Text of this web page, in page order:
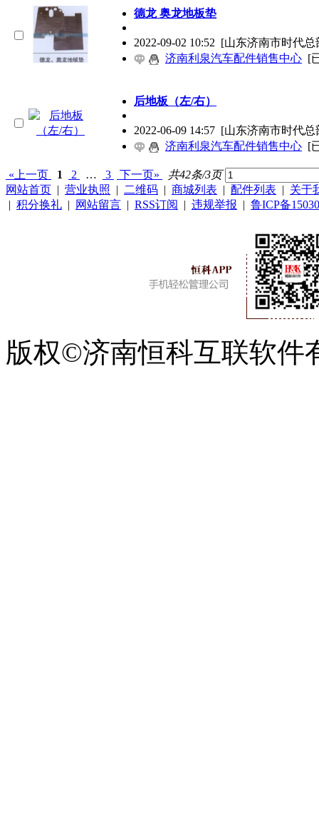
德龙 奥龙地板垫
2022-09-02 10:52 [山东济南市时代总
济南利泉汽车配件销售中心 [
后地板（左/右）
2022-06-09 14:57 [山东济南市时代总
济南利泉汽车配件销售中心 [
«上一页 1 2 … 3 下一页»
共42条/3页
网站首页 | 营业执照 | 二维码 | 商城列表 | 配件列表 | 关于
| 积分换礼 | 网站留言 | RSS订阅 | 违规举报 | 鲁ICP备
版权©济南恒科互联软件